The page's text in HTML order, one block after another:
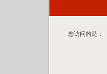
您访问的是：